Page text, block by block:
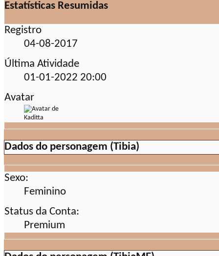
Estatísticas Resumidas
Registro
04-08-2017
Última Atividade
01-01-2022 20:00
Avatar
Dados do personagem (Tibia)
Sexo:
Feminino
Status da Conta:
Premium